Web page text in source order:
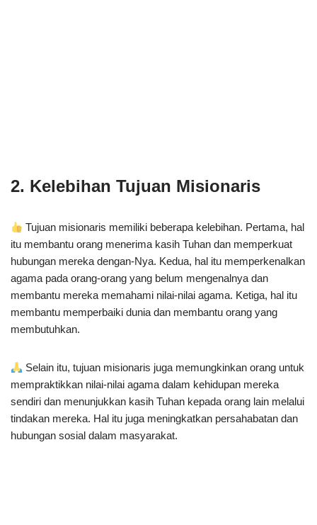
2. Kelebihan Tujuan Misionaris
Tujuan misionaris memiliki beberapa kelebihan. Pertama, hal
itu membantu orang menerima kasih Tuhan dan memperkuat
hubungan mereka dengan-Nya. Kedua, hal itu memperkenalkan
agama pada orang-orang yang belum mengenalnya dan
membantu mereka memahami nilai-nilai agama. Ketiga, hal itu
membantu memperbaiki dunia dan membantu orang yang
membutuhkan.
Selain itu, tujuan misionaris juga memungkinkan orang untuk
mempraktikkan nilai-nilai agama dalam kehidupan mereka
sendiri dan menunjukkan kasih Tuhan kepada orang lain melalui
tindakan mereka. Hal itu juga meningkatkan persahabatan dan
hubungan sosial dalam masyarakat.